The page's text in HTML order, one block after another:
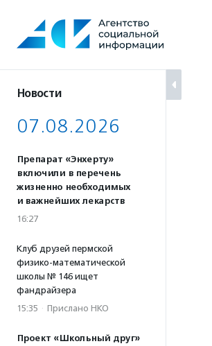
содержанию
Новости
07.08.2026
Препарат «Энхерту»
включили в перечень
жизненно необходимых
и важнейших лекарств
16:27
Клуб друзей пермской
физико-математической
школы № 146 ищет
фандрайзера
15:35 · Прислано НКО
Проект «Школьный друг»